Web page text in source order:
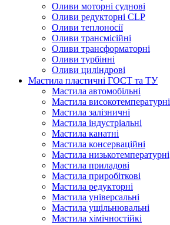
Оливи моторні суднові
Оливи редукторні CLP
Оливи теплоносії
Оливи трансмісійні
Оливи трансформаторні
Оливи турбінні
Оливи циліндрові
Мастила пластичні ГОСТ та ТУ
Мастила автомобільні
Мастила високотемпературні
Мастила залізничні
Мастила індустріальні
Мастила канатні
Мастила консерваційні
Мастила низькотемпературні
Мастила приладові
Мастила приробіткові
Мастила редукторні
Мастила універсальні
Мастила ущільнювальні
Мастила хімічностійкі